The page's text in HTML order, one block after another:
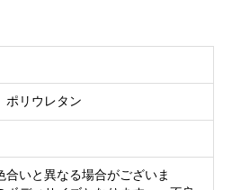
おりません。
つくられております。他ブランド
像内サイズ表をご参照ください。
イズです。商品画像内サイズ表と
ポリウレタン
合いと異なる場合がございま